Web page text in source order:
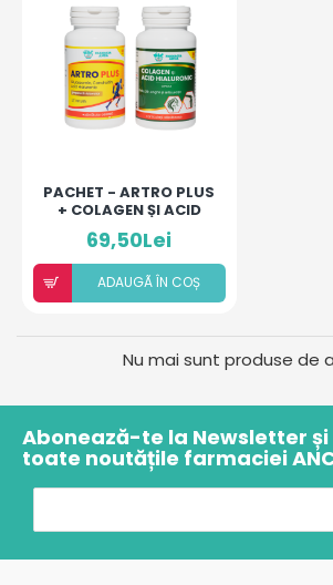
PACHET - ARTRO PLUS
+ COLAGEN ȘI ACID
HIALURONIC
69,50Lei
ADAUGÃ ÎN COȘ
Nu mai sunt produse de
Abonează-te la Newsletter și
toate noutățile farmaciei